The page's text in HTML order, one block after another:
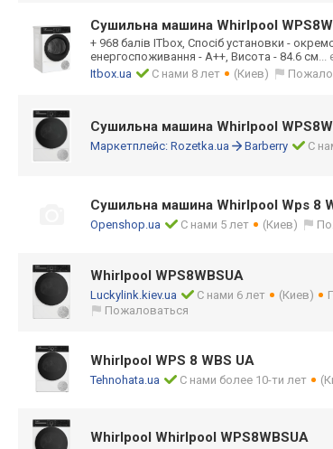
Сушильна машина Whirlpool
+ 968 балів ITbox, Спосіб установки -
енергоспоживання - А++, Висота - 84.6 см...
Itbox.ua
С нами 8 лет (Киев)
Сушильна машина Whirlpool
Маркетплейс: Rozetka.ua Barberry С
Сушильна машина Whirlpool Wps 8
Openshop.ua С нами 5 лет (Киев)
Whirlpool WPS8WBSUA
Luckylink.kiev.ua С нами 6 лет (Киев)
Пожаловаться
Whirlpool WPS 8 WBS UA
Tehnohata.ua С нами более 10-ти лет
Whirlpool Whirlpool WPS8WBSUA